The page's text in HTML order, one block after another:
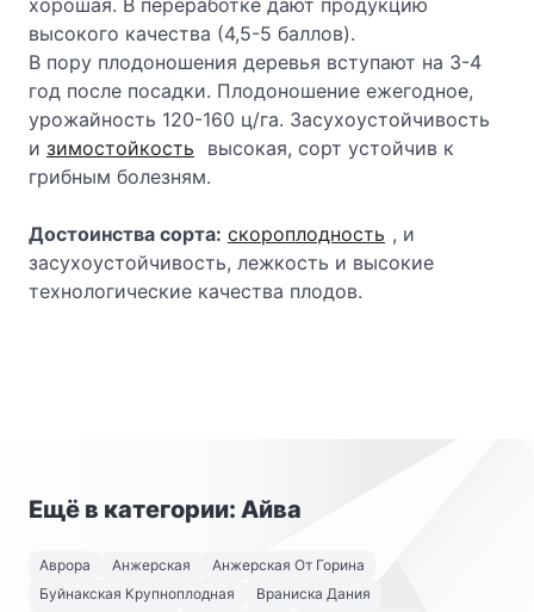
хорошая. В переработке дают продукцию
высокого качества (4,5-5 баллов).
В пору плодоношения деревья вступают на 3-4
год после посадки. Плодоношение ежегодное,
урожайность 120-160 ц/га. Засухоустойчивость
и зимостойкость
высокая, сорт устойчив к
грибным болезням.
Достоинства сорта: скороплодность , и
засухоустойчивость, лежкость и высокие
технологические качества плодов.
Ещё в категории: Айва
Аврора Анжерская
Анжерская От Горина
Буйнакская Крупноплодная
Враниска Дания